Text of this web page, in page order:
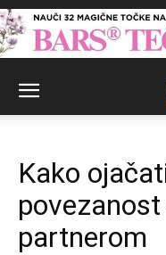
Kako
partnerom